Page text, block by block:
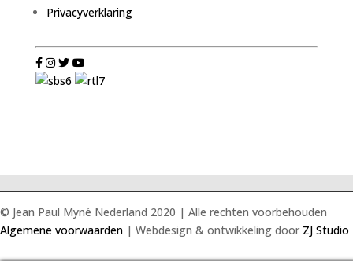
Privacyverklaring
© Jean Paul Myné Nederland 2020 | Alle rechten voorbehouden
Algemene voorwaarden | Webdesign & ontwikkeling door ZJ Studio